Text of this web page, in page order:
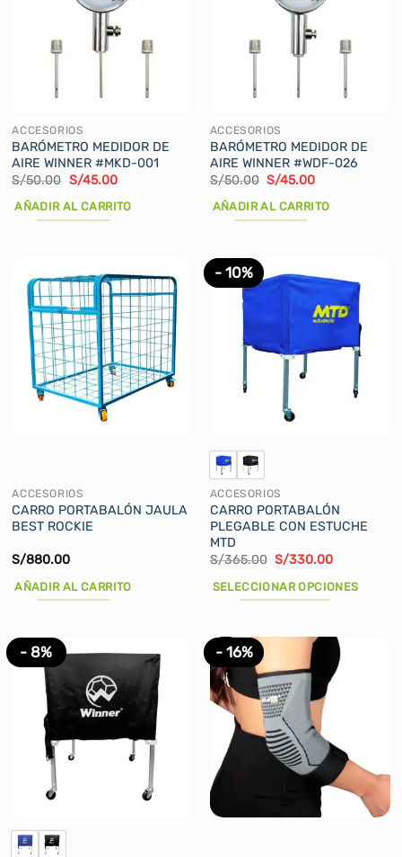
la
página
de
producto
ACCESORIOS
BARÓMETRO MEDIDOR DE
AIRE WINNER #MKD-001
S/50.00 El
original
era:
S/45.00El
actual
AÑADIR AL CARRITO
ACCESORIOS
BARÓMETRO MEDIDOR DE
AIRE WINNER #WDF-026
S/50.00 El
original
era:
S/45.00El
actual
AÑADIR AL CARRITO
ACCESORIOS
CARRO PORTABALÓN JAULA
BEST ROCKIE
S/880.00
AÑADIR AL CARRITO
- 10%
ACCESORIOS
CARRO PORTABALÓN
PLEGABLE CON ESTUCHE
MTD
S/365.00 El
original
era:
S/330.00El
actual
SELECCIONAR OPCIONES
tiene
múltiples
variantes.
Las
opciones
pueden
elegir
en
- 8% - 16%